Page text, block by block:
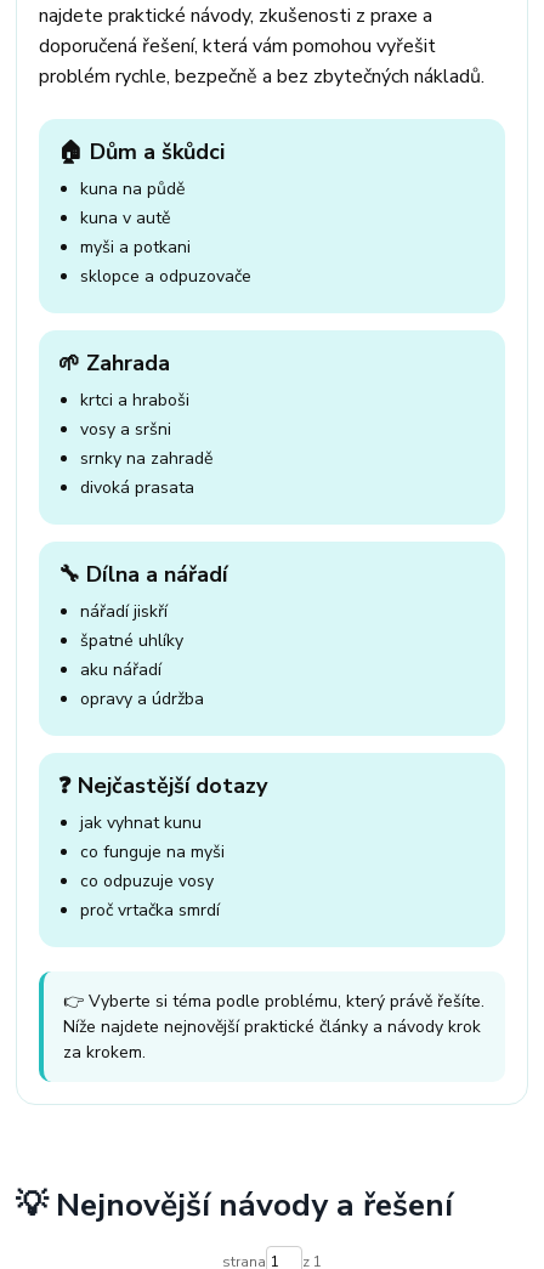
najdete praktické návody, zkušenosti z praxe a
doporučená řešení, která vám pomohou vyřešit
problém rychle, bezpečně a bez zbytečných nákladů.
🏠 Dům a škůdci
kuna na půdě
kuna v autě
myši a potkani
sklopce a odpuzovače
🌱 Zahrada
krtci a hraboši
vosy a sršni
srnky na zahradě
divoká prasata
🔧 Dílna a nářadí
nářadí jiskří
špatné uhlíky
aku nářadí
opravy a údržba
❓ Nejčastější dotazy
jak vyhnat kunu
co funguje na myši
co odpuzuje vosy
proč vrtačka smrdí
👉 Vyberte si téma podle problému, který právě řešíte.
Níže najdete nejnovější praktické články a návody krok
za krokem.
💡 Nejnovější návody a řešení
strana z 1